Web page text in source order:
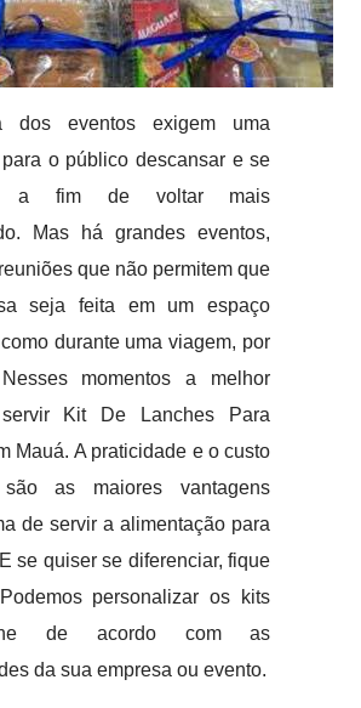
dos eventos exigem uma
o público descansar e se
a fim de voltar mais
Mas há grandes eventos,
que não permitem que
seja feita em um espaço
durante uma viagem, por
momentos a melhor
Kit De Lanches Para
Mauá. A praticidade e o custo
são as maiores vantagens
de servir a alimentação para
se quiser se diferenciar, fique
personalizar os kits
de acordo com as
da sua empresa ou evento.